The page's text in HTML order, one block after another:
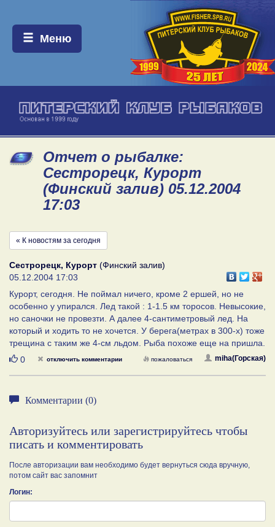
Меню:
Меню
Отчет о рыбалке:
Сестрорецк, Курорт
(Финский залив) 05.12.2004
17:03
« К новостям за сегодня
Сестрорецк, Курорт (Финский залив)
05.12.2004 17:03
Курорт, сегодня. Не поймал ничего, кроме 2 ершей, но не
особенно у упирался. Лед такой : 1-1.5 км торосов. Невысокие,
но саночки не провезти. А далее 4-сантиметровый лед. На
который и ходить то не хочется. У берега(метрах в 300-х) тоже
трещина с таким же 4-см льдом. Рыба похоже еще на пришла.
Нравится
0 отключить комментарии miha(Горская)
пожаловаться
Комментарии (0)
Авторизуйтесь или зарегистрируйтесь чтобы
писать и комментировать
После авторизации вам необходимо будет вернуться сюда вручную,
потом сайт вас запомнит
Логин: